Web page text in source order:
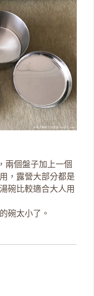
兩個盤子加上一個
，露營大部分都是
碗比較適合大人用
碗太小了。